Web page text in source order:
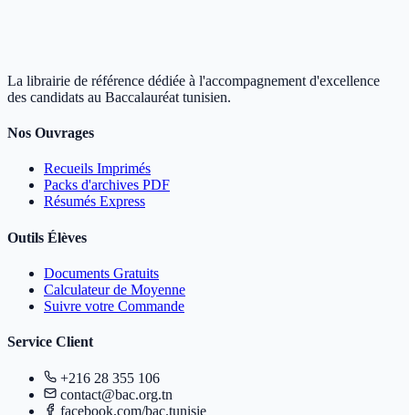
La librairie de référence dédiée à l'accompagnement d'excellence
des candidats au Baccalauréat tunisien.
Nos Ouvrages
Recueils Imprimés
Packs d'archives PDF
Résumés Express
Outils Élèves
Documents Gratuits
Calculateur de Moyenne
Suivre votre Commande
Service Client
+216 28 355 106
contact@bac.org.tn
facebook.com/bac.tunisie